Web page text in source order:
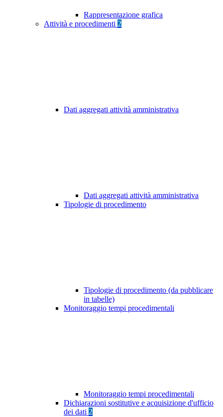
Rappresentazione grafica
Attività e procedimenti 2
Dati aggregati attività amministrativa
Dati aggregati attività amministrativa
Tipologie di procedimento
Tipologie di procedimento (da pubblicare
in tabelle)
Monitoraggio tempi procedimentali
Monitoraggio tempi procedimentali
Dichiarazioni sostitutive e acquisizione d'ufficio
dei dati 2